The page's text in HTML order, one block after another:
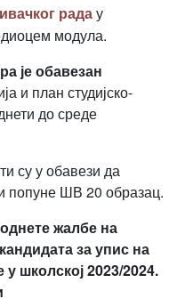
радау
модула.
је обавезан
и план студијско-
до среде
су у обавези да
попуне ШВ 20 образац.
жалбе на
за упис на
у школској 2023/2024.